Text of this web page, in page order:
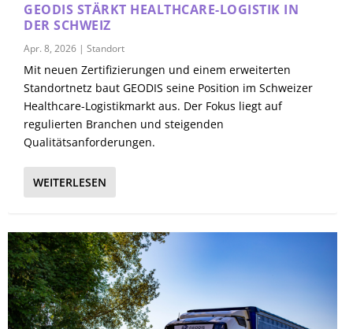
GEODIS STÄRKT HEALTHCARE-LOGISTIK IN
DER SCHWEIZ
Apr. 8, 2026 |Standort
Mit neuen Zertifizierungen und einem erweiterten
Standortnetz baut GEODIS seine Position im Schweizer
Healthcare-Logistikmarkt aus. Der Fokus liegt auf
regulierten Branchen und steigenden
Qualitätsanforderungen.
WEITERLESEN